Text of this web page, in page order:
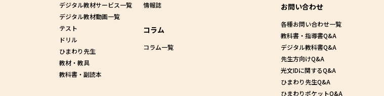
デジタル教材サービス一覧
デジタル教材動画一覧
テスト
ドリル
ひまわり先生
教材・教具
教科書・副読本
情報誌
コラム
コラム一覧
お問い合わせ
各種お問い合わせ一覧
教科書・指導書Q&A
デジタル教科書Q&A
先生方向けQ&A
光文IDに関するQ&A
ひまわり先生Q&A
ひまわりポケットQ&A